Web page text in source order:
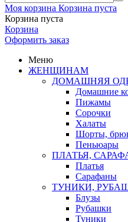
Моя корзина Корзина пуста
Корзина пуста
Корзина
Оформить заказ
Меню
ЖЕНЩИНАМ
ДОМАШНЯЯ
Домашние
Пижамы
Сорочки
Халаты
Шорты,
Пеньюары
ПЛАТЬЯ,
Платья
Сарафаны
ТУНИКИ,
Блузы
Рубашки
Туники